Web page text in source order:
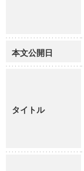
本文公開日
タイトル